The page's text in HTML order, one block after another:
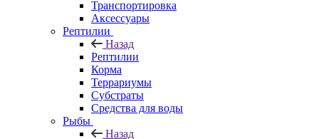
Транспортировка
Аксессуары
Рептилии
Назад
Рептилии
Корма
Террариумы
Субстраты
Средства для воды
Рыбы
Назад